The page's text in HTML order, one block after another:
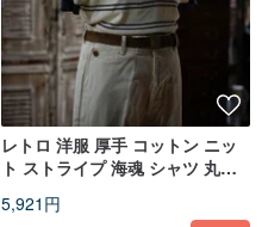
レトロ 洋服 厚手 コットン ニッ
ト ストライプ 海魂 シャツ 丸首
ェア
5,921円